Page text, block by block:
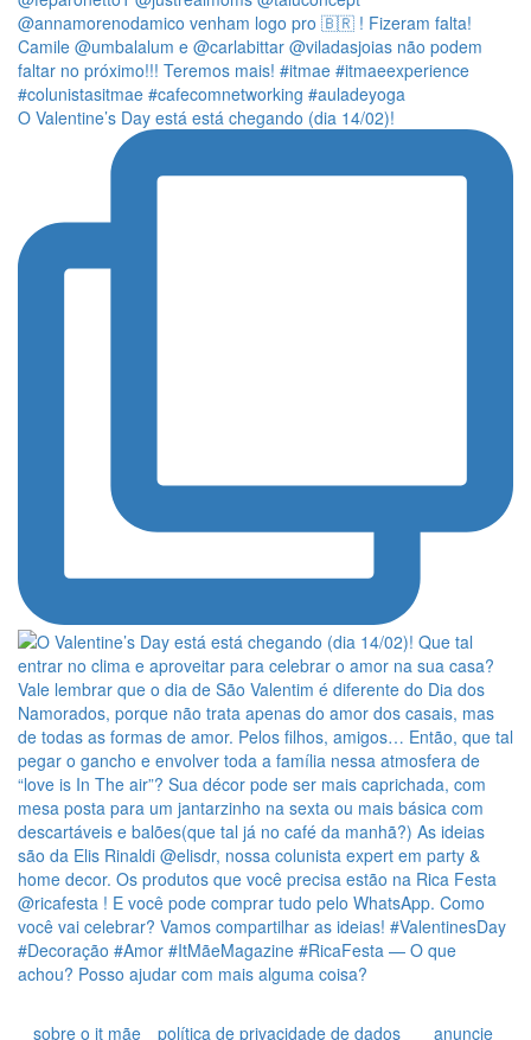
O Valentine’s Day está está chegando (dia 14/02)!
sobre o it mãe política de privacidade de dados anuncie